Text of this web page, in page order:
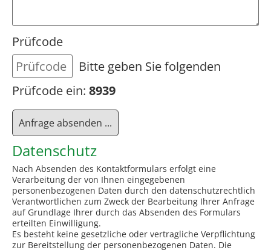
Prüfcode
Bitte geben Sie folgenden
Prüfcode ein: 8939
Anfrage absenden ...
Datenschutz
Nach Absenden des Kontaktformulars erfolgt eine
Verarbeitung der von Ihnen eingegebenen
personenbezogenen Daten durch den datenschutzrechtlich
Verantwortlichen zum Zweck der Bearbeitung Ihrer Anfrage
auf Grundlage Ihrer durch das Absenden des Formulars
erteilten Einwilligung.
Es besteht keine gesetzliche oder vertragliche Verpflichtung
zur Bereitstellung der personenbezogenen Daten. Die